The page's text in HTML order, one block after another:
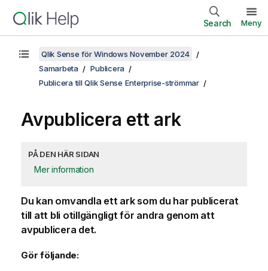
Search Meny
Qlik Sense för Windows November 2024
Samarbeta
Publicera
Publicera till Qlik Sense Enterprise-strömmar
Avpublicera ett ark
PÅ DEN HÄR SIDAN
Mer information
Du kan omvandla ett ark som du har publicerat
till att bli otillgängligt för andra genom att
avpublicera det.
Gör följande: